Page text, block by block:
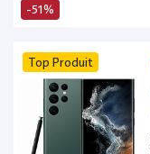
-51%
Top Produit